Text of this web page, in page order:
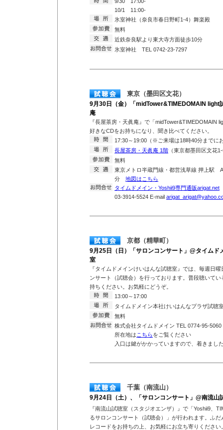
10/1 11:00-
氷室神社（奈良市春日野町1-4）舞楽殿
無料
近鉄奈良駅より東大寺方面徒歩10分
氷室神社 TEL 0742-23-7297
東京（墨田区文花）
9月30日（金）「midTower&TIMEDOMAIN light
庵
『長屋茶房・天眞庵』で「midTower&TIMEDOMAIN
好きなCDをお持ちになり、聞き比べてください。
17:30～19:00（※ご来場は18時40分までに
長屋茶房・天眞庵 1階 （東京都墨田区文花
無料
東京メトロ半蔵門線・都営浅草線 押上駅
分 地図はこちら
タイムドメイン・Yoshii9専門通販arigat.net
03-3914-5524 E-mail
京都（精華町）
9月25日（日）「サロンコンサート」@タイムド
室
『タイムドメインけいはんな試聴室』では、毎週日
ンサート（試聴会）を行っております。普段聴いて
持ちください。お気軽にどうぞ。
13:00～17:00
タイムドメイン本社けいはんなプラザ試聴
無料
株式会社タイムドメイン TEL 0774-95-5060
所在地は こちらをご覧ください
入口は鍵がかかっていますので、着きまし
千葉（南流山）
9月24日（土）、「サロンコンサート」@南流山
『南流山試聴室（スタジオエンザ）』で「Yoshii9、
るサロンコンサート（試聴会）」が行われます。ふ
レコードをお持ちの上、お気軽にお立ち寄りください